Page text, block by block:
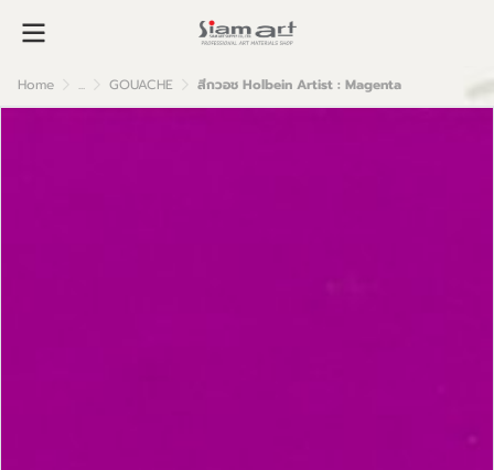
Home ... GOUACHE สีกวอช Holbein Artist : Magenta